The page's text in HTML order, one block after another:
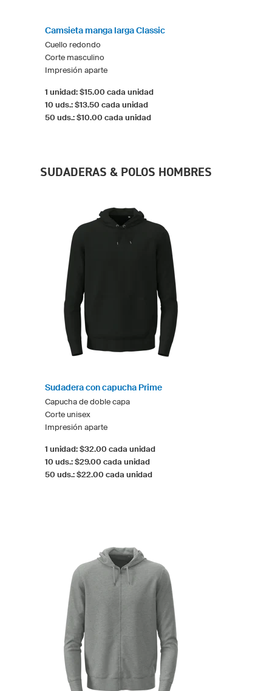
Camsieta manga larga Classic
Cuello redondo
Corte masculino
Impresión aparte
1 unidad: $15.00 cada unidad
10 uds.: $13.50 cada unidad
50 uds.: $10.00 cada unidad
SUDADERAS & POLOS HOMBRES
Sudadera con capucha Prime
Capucha de doble capa
Corte unisex
Impresión aparte
1 unidad: $32.00 cada unidad
10 uds.: $29.00 cada unidad
50 uds.: $22.00 cada unidad